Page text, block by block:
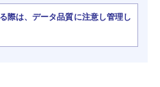
際は、データ品質に注意し管理し